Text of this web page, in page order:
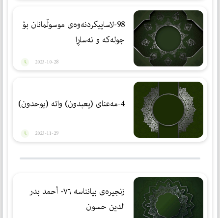
98-لاساییکردنەوەی موسوڵمانان بۆ
جولەکە و نەساڕا
2023-10-28
4-مەعنای (یعبدون) واتە (یوحدون)
2023-11-29
زنجیرەی بیانناسە ٧٦- أحمد بدر
الدين حسون